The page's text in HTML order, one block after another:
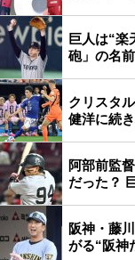
巨人は“
砲」の名前
クリスタ
健洋に続
阿部前監
だった？
阪神・藤
がる“阪神